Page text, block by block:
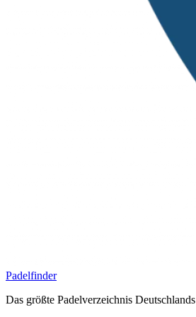
Padelfinder
Das größte Padelverzeichnis Deutschlands